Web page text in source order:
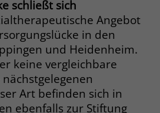
schließt sich
Angebot
in den
und Heidenheim.
keine vergleichbare
Art befinden sich in
ebenfalls zur Stiftung
liebenau.de
die Zustände des Benutzers bei
bei.
Ads
Cookie wird gesetzt, wenn ein
einen Klick auf eine Google
auf die Website gelangt.
Informationen darüber,